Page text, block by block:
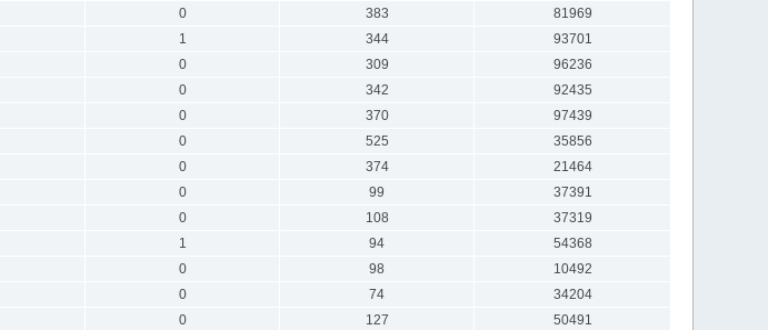
0 383
81969
1 344
93701
0 309
96236
0 342
92435
0 370
97439
0 525
35856
0 374
21464
0 99
37391
0 108
37319
1 94
54368
0 98
10492
0 74
34204
0 127
50491